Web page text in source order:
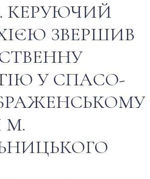
КЕРУЮЧИЙ
ЗВЕРШИВ
У СПАСО-
М.